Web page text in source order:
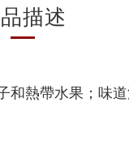
描述
熱帶水果；味